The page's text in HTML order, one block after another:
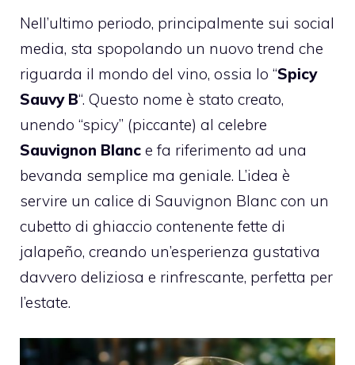
Nell’ultimo periodo, principalmente sui social
media, sta spopolando un nuovo trend che
riguarda il mondo del vino, ossia lo “Spicy
Sauvy B“. Questo nome è stato creato,
unendo “spicy” (piccante) al celebre
Sauvignon Blanc e fa riferimento ad una
bevanda semplice ma geniale. L’idea è
servire un calice di Sauvignon Blanc con un
cubetto di ghiaccio contenente fette di
jalapeño, creando un’esperienza gustativa
davvero deliziosa e rinfrescante, perfetta per
l’estate.